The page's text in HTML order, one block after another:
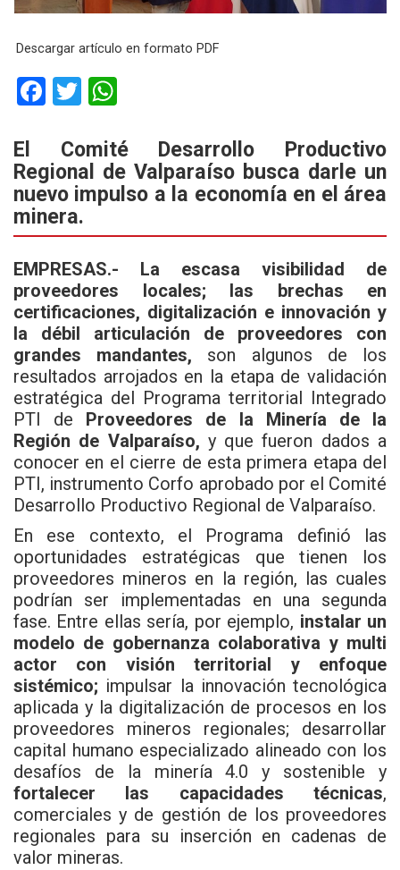
Descargar artículo en formato PDF
F
ce
b
o
o
k
T
tt
er
at
s
A
p
p
El Comité Desarrollo Productivo
Regional de Valparaíso busca darle un
nuevo impulso a la economía en el área
minera.
EMPRESAS.-
La escasa visibilidad de
proveedores locales; las brechas en
certificaciones, digitalización e innovación y
la débil articulación de proveedores con
grandes mandantes, son algunos de los
resultados arrojados en la etapa de validación
estratégica del Programa territorial Integrado
PTI de Proveedores de la Minería de la
Región de Valparaíso, y que fueron dados a
conocer en el cierre de esta primera etapa del
PTI, instrumento Corfo aprobado por el Comité
Desarrollo Productivo Regional de Valparaíso.
En ese contexto, el Programa definió las
oportunidades estratégicas que tienen los
proveedores mineros en la región, las cuales
podrían ser implementadas en una segunda
fase. Entre ellas sería, por ejemplo, instalar un
modelo de gobernanza colaborativa y multi
actor con visión territorial y enfoque
sistémico; impulsar la innovación tecnológica
aplicada y la digitalización de procesos en los
proveedores mineros regionales; desarrollar
capital humano especializado alineado con los
desafíos de la minería 4.0 y sostenible y
fortalecer las capacidades técnicas,
comerciales y de gestión de los proveedores
regionales para su inserción en cadenas de
valor mineras.